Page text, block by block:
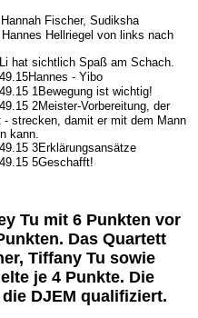
Fischer, Sudiksha
Hellriegel von links nach
hat sichtlich Spaß am Schach.
Hannes - Yibo
Bewegung ist wichtig!
Meister-Vorbereitung, der
strecken, damit er mit dem Mann
kann.
Erklärungsansätze
Geschafft!
Tu mit 6 Punkten vor
Das Quartett
Tiffany Tu sowie
je 4 Punkte. Die
DJEM qualifiziert.